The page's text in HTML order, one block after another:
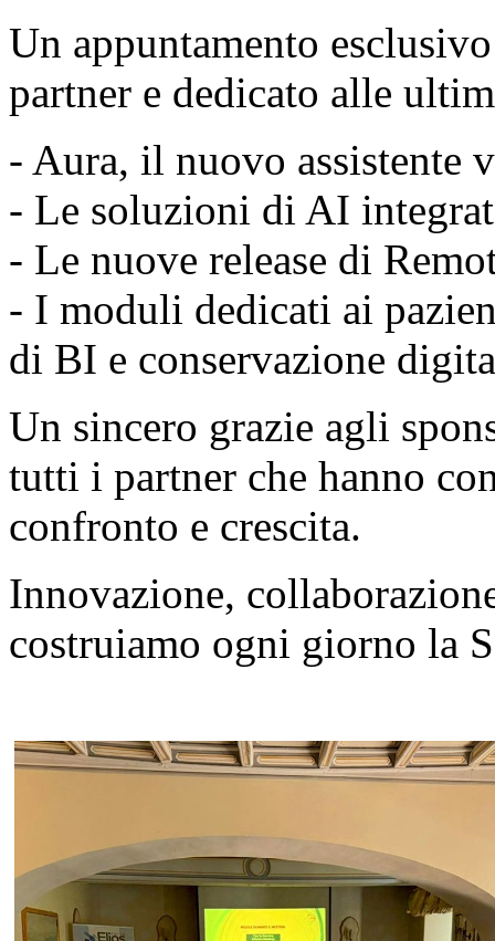
Un appuntamento
partner e dedicato alle
- Aura, il nuovo
- Le soluzioni di AI
- Le nuove release di
- I moduli dedicati ai
di BI e conservazione
Un sincero grazie agli
tutti i partner che hanno
confronto e crescita.
Innovazione,
costruiamo ogni giorno la